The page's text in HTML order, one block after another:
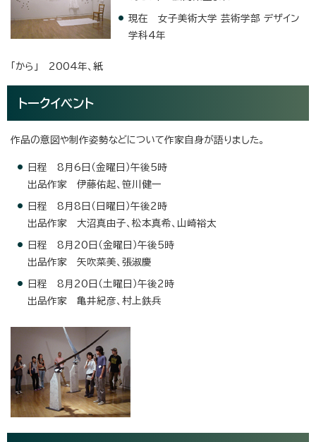
現在 女子美術大学 芸術学部 デザイン
学科4年
「から」 2004年、紙
トークイベント
作品の意図や制作姿勢などについて作家自身が語りました。
日程 8月6日（金曜日）午後5時
出品作家 伊藤佑起、笹川健一
日程 8月8日（日曜日）午後2時
出品作家 大沼真由子、松本真希、山崎裕太
日程 8月20日（金曜日）午後5時
出品作家 矢吹菜美、張淑慶
日程 8月20日（土曜日）午後2時
出品作家 亀井紀彦、村上鉄兵